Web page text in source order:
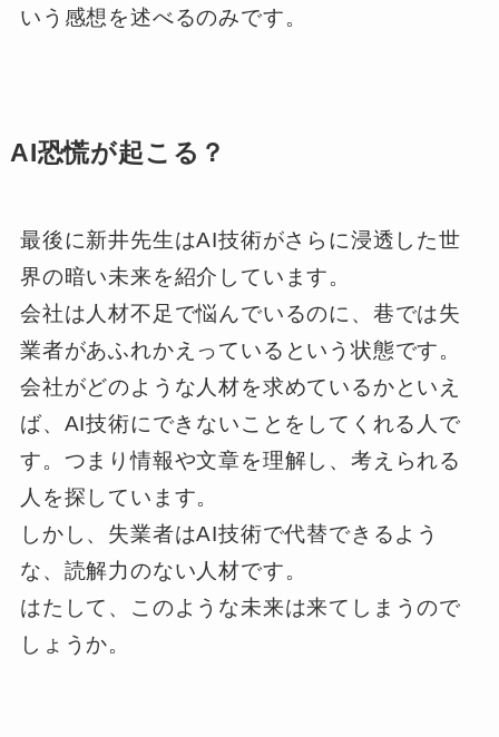
いう感想を述べるのみです。
AI恐慌が起こる？
最後に新井先生はAI技術がさらに浸透した世
界の暗い未来を紹介しています。
会社は人材不足で悩んでいるのに、巷では失
業者があふれかえっているという状態です。
会社がどのような人材を求めているかといえ
ば、AI技術にできないことをしてくれる人で
す。つまり情報や文章を理解し、考えられる
人を探しています。
しかし、失業者はAI技術で代替できるよう
な、読解力のない人材です。
はたして、このような未来は来てしまうので
しょうか。